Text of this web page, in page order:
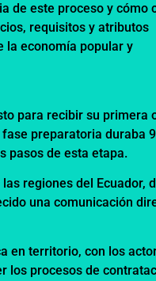
de este proceso y cómo
requisitos y atributos
la economía popular y
para recibir su primera
preparatoria duraba 9
pasos de esta etapa.
regiones del Ecuador,
una comunicación
en territorio, con los
los procesos de